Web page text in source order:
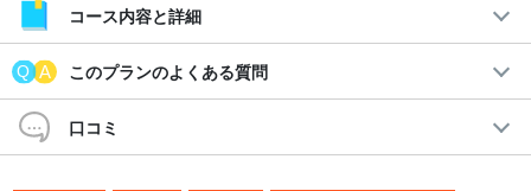
人気アクティビティを遊び尽くす大満喫ツアー☆
海を上から楽しむSUPクルージングと、大人気観光スポットのパ
ンプキン鍾乳洞ケイビング＆カヌーが楽しめる1日プランです。
宮古島で
コース内容と詳細
このプランのよくある質問
口コミ